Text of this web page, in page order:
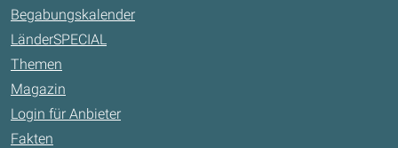
Begabungskalender
LänderSPECIAL
Themen
Magazin
Login für Anbieter
Fakten